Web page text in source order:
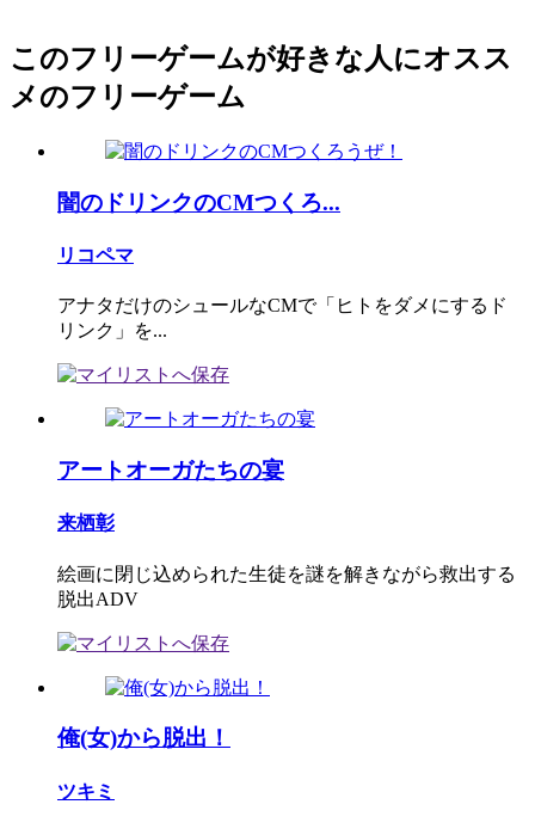
このフリーゲームが好きな人にオスス
メのフリーゲーム
闇のドリンクのCMつくろ...
リコペマ
アナタだけのシュールなCMで「ヒトをダメにするド
リンク」を...
アートオーガたちの宴
来栖彰
絵画に閉じ込められた生徒を謎を解きながら救出する
脱出ADV
俺(女)から脱出！
ツキミ